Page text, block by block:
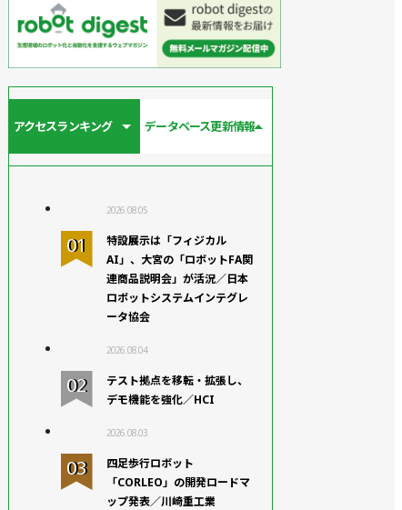
アクセスランキング データベース更新情報
2026.08.05
特設展示は「フィジカル
AI」、大宮の「ロボットFA関
連商品説明会」が活況／日本
ロボットシステムインテグレ
ータ協会
2026.08.04
テスト拠点を移転・拡張し、
デモ機能を強化／HCI
2026.08.03
四足歩行ロボット
「CORLEO」の開発ロードマ
ップ発表／川崎重工業